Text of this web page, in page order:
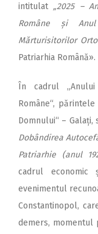
intitulat„2025 –
Române și
Mărturisitorilor
Patriarhia Română».
În cadrul „Anului
Române“,
Domnului“ –
Dobândirea
Patriarhie (anul
cadrul
evenimentul
Constantinopol,
demers, momentul